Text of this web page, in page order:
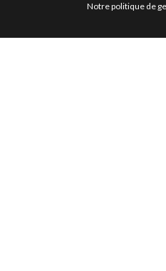
Notre politique de